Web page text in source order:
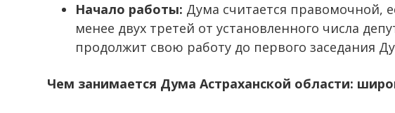
Начало работы: Дума считается правомочной,
менее двух третей от установленного числа
продолжит свою работу до первого заседания
Чем занимается Дума Астраханской области: